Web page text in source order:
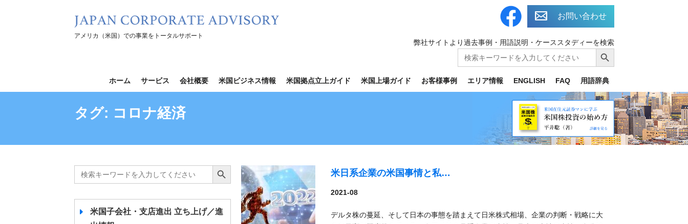
ス
アメリカ（米国）での事業をトータルサポート
お問い合わせ
弊社サイトより過去事例・用語説明・ケーススタディーを検索
Search
for:
Search Button
ホーム サービス 会社概要 米国ビジネス情報 米国拠点立上ガイド 米国上場ガイド お客様事例 エリア情報 ENGLISH FAQ 用語辞典
タグ: コロナ経済
米日系企業の米国事情と私…
2021-08
デルタ株の蔓延、そして日本の事態を踏まえて日米株式相場、企業の判断・戦略に大
Search
for:
Search Button
米国子会社・支店進出 立ち上げ／進